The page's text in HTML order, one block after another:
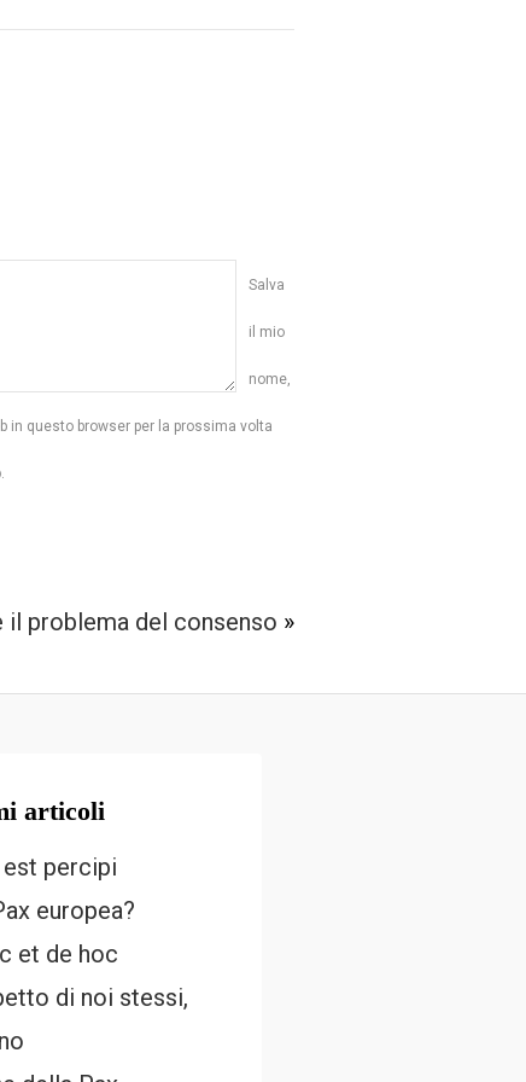
Salva
il mio
nome,
in questo browser per la prossima volta
il problema del consenso »
articoli
est percipi
europea?
et de hoc
di noi stessi,